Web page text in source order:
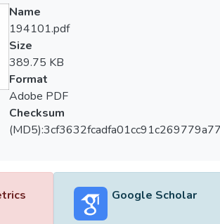
Name
194101.pdf
Size
389.75 KB
Format
Adobe PDF
Checksum
Google Scholar